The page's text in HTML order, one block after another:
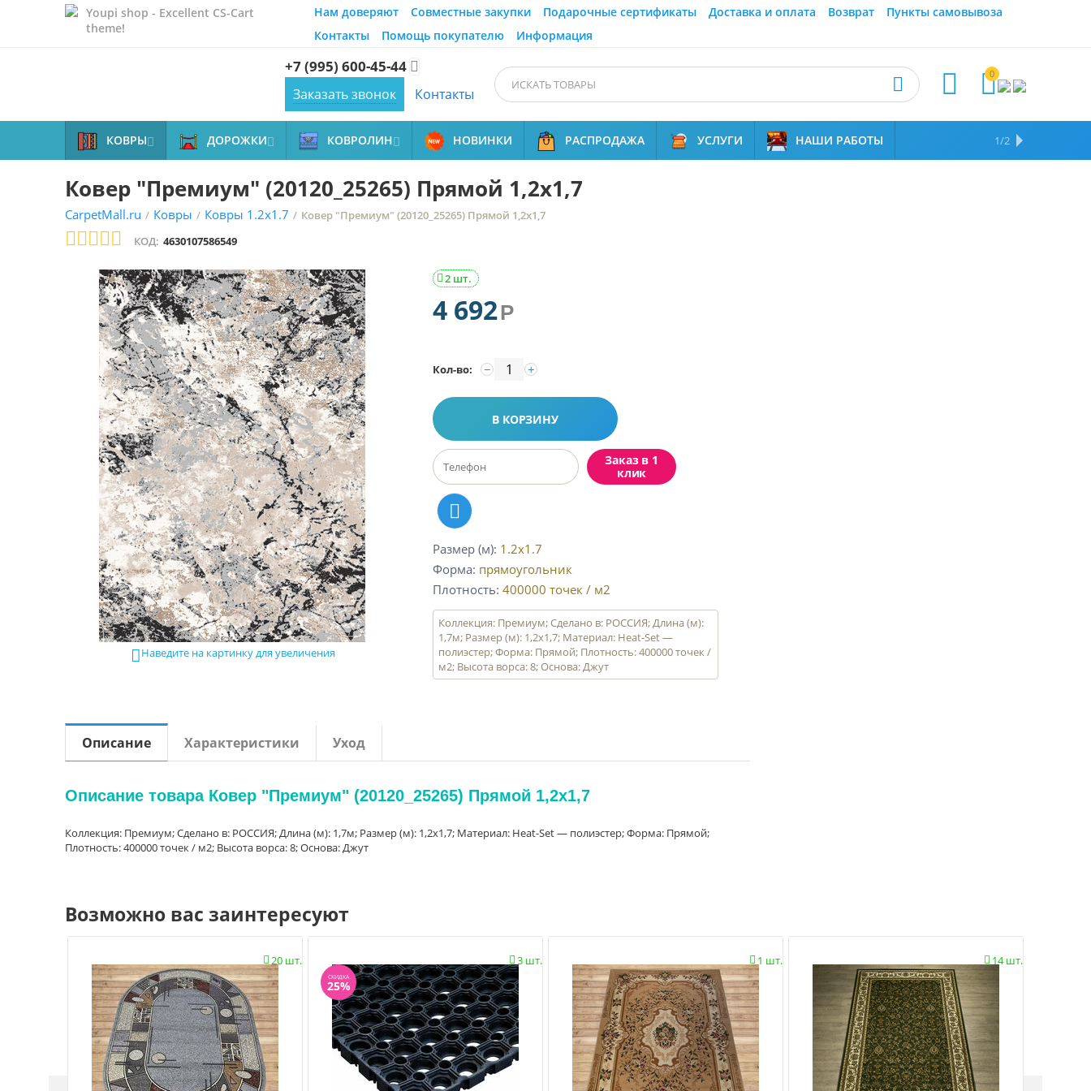
Youpi shop - Excellent CS-Cart
theme!
Нам доверяют Совместные закупки Подарочные сертификаты Доставка и оплата Возврат
Пункты самовывоза
Контакты
Помощь покупателю Информация
+7 (995) 600-45-44 
Заказать звонок Контакты
0



КОВРЫ ДОРОЖКИ КОВРОЛИН НОВИНКИ РАСПРОДАЖА УСЛУГИ НАШИ РАБОТЫ НАМ ДОВЕРЯЮТ
1/2
Ковер "Премиум" (20120_25265) Прямой 1,2х1,7
CarpetMall.ru / Ковры / Ковры 1.2x1.7 / Ковер "Премиум" (20120_25265) Прямой 1,2х1,7
КОД: 4630107586549
Наведите на картинку для увеличения
2 шт.

4 692Р
Кол-во: +
−
В КОРЗИНУ
Заказ в 1
клик
Размер (м) 1.2x1.7
Форма прямоугольник
Плотность 400000 точек / м2
Коллекция: Премиум; Сделано в: РОССИЯ; Длина (м):
1,7м; Размер (м): 1,2х1,7; Материал: Heat-Set —
полиэстер; Форма: Прямой; Плотность: 400000 точек /
м2; Высота ворса: 8; Основа: Джут
Описание Характеристики Уход
Описание товара Ковер "Премиум" (20120_25265) Прямой 1,2х1,7
Коллекция: Премиум; Сделано в: РОССИЯ; Длина (м): 1,7м; Размер (м): 1,2х1,7; Материал: Heat-Set — полиэстер; Форма: Прямой;
Плотность: 400000 точек / м2; Высота ворса: 8; Основа: Джут
Возможно вас заинтересуют
20 шт.
 3 шт.

СКИДКА
25%
1 шт.
 14 шт.
